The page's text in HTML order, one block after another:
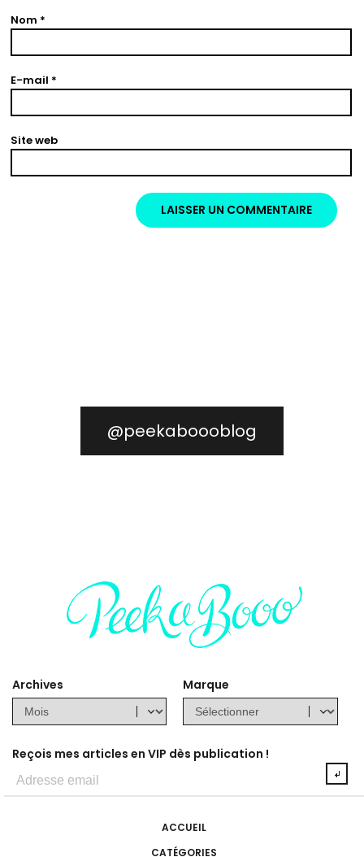
Nom *
E-mail *
Site web
@peekaboooblog
Archives Marque
Reçois mes articles en VIP dès publication !
ACCUEIL
CATÉGORIES